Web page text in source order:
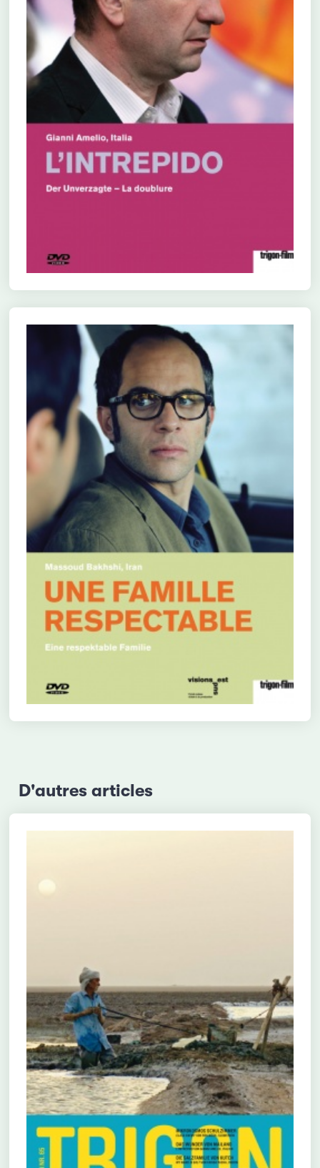
D'autres articles